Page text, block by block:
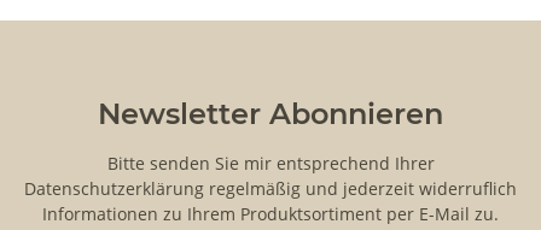
Newsletter Abonnieren
Bitte senden Sie mir entsprechend Ihrer
Datenschutzerklärung regelmäßig und jederzeit widerruflich
Informationen zu Ihrem Produktsortiment per E-Mail zu.